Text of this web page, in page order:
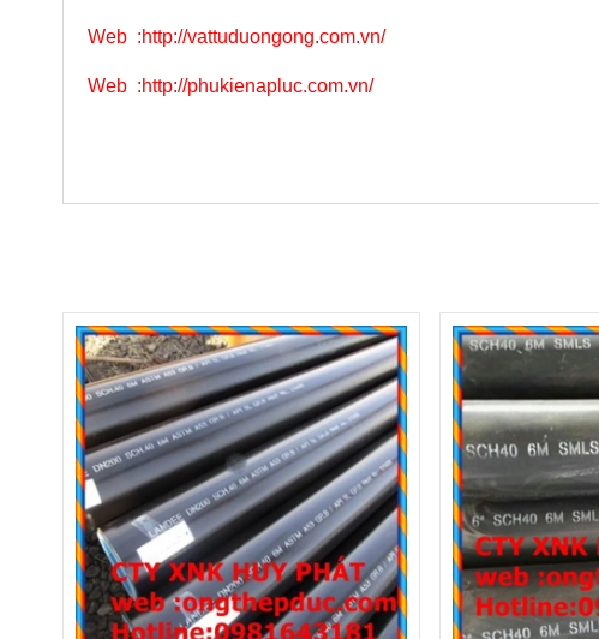
Web :http://vattuduongong.com.vn/
Web :http://phukienapluc.com.vn/